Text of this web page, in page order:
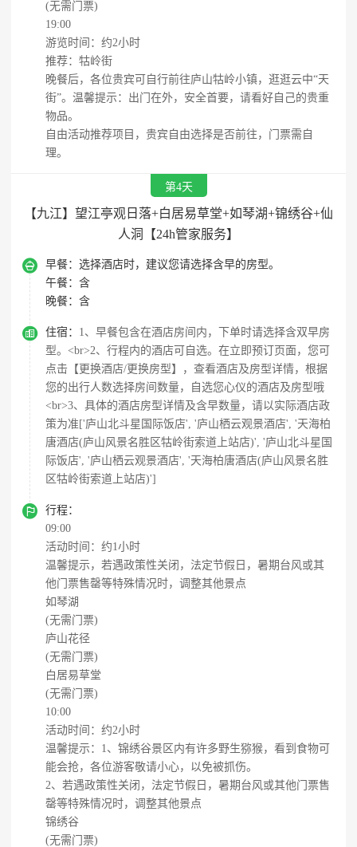
(无需门票)
19:00
游览时间：约2小时
推荐：牯岭街
晚餐后，各位贵宾可自行前往庐山牯岭小镇，逛逛云中“天
街”。温馨提示：出门在外，安全首要，请看好自己的贵重
物品。
自由活动推荐项目，贵宾自由选择是否前往，门票需自
理。
第4天
【九江】望江亭观日落+白居易草堂+如琴湖+锦绣谷+仙
人洞【24h管家服务】
 早餐： 选择酒店时，建议您请选择含早的房型。
午餐： 含
晚餐： 含
 住宿： 1、早餐包含在酒店房间内，下单时请选择含双早房
型。<br>2、行程内的酒店可自选。在立即预订页面，您可
点击【更换酒店/更换房型】，查看酒店及房型详情，根据
您的出行人数选择房间数量，自选您心仪的酒店及房型哦
<br>3、具体的酒店房型详情及含早数量，请以实际酒店政
策为准['庐山北斗星国际饭店', '庐山栖云观景酒店', '天海柏
唐酒店(庐山风景名胜区牯岭街索道上站店)', '庐山北斗星国
际饭店', '庐山栖云观景酒店', '天海柏唐酒店(庐山风景名胜
区牯岭街索道上站店)']

行程：
09:00
活动时间：约1小时
温馨提示，若遇政策性关闭，法定节假日，暑期台风或其
他门票售罄等特殊情况时，调整其他景点
如琴湖
(无需门票)
庐山花径
(无需门票)
白居易草堂
(无需门票)
10:00
活动时间：约2小时
温馨提示：1、锦绣谷景区内有许多野生猕猴，看到食物可
能会抢，各位游客敬请小心，以免被抓伤。
2、若遇政策性关闭，法定节假日，暑期台风或其他门票售
罄等特殊情况时，调整其他景点
锦绣谷
(无需门票)